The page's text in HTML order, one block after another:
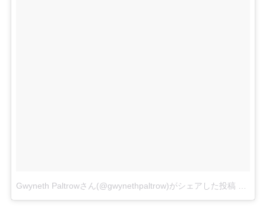
Gwyneth Paltrowさん(@gwynethpaltrow)がシェアした投稿 2018